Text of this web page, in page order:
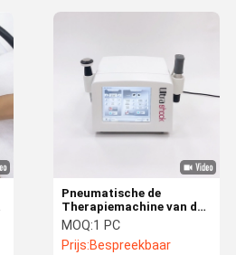
Pneumatische de
Therapiemachine van de
Schokgolfeswt Ultrasone
klank voor
Sportverwonding
MOQ:1 PC
Prijs:Bespreekbaar